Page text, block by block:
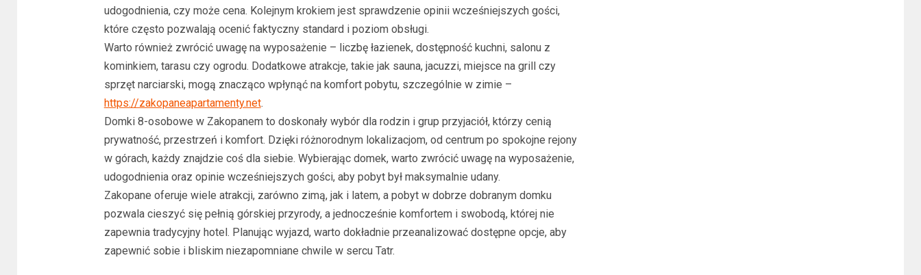
udogodnienia, czy może cena. Kolejnym krokiem jest sprawdzenie opinii wcześniejszych gości,
które często pozwalają ocenić faktyczny standard i poziom obsługi.
Warto również zwrócić uwagę na wyposażenie – liczbę łazienek, dostępność kuchni, salonu z
kominkiem, tarasu czy ogrodu. Dodatkowe atrakcje, takie jak sauna, jacuzzi, miejsce na grill czy
sprzęt narciarski, mogą znacząco wpłynąć na komfort pobytu, szczególnie w zimie –
https://zakopaneapartamenty.net.
Domki 8-osobowe w Zakopanem to doskonały wybór dla rodzin i grup przyjaciół, którzy cenią
prywatność, przestrzeń i komfort. Dzięki różnorodnym lokalizacjom, od centrum po spokojne rejony
w górach, każdy znajdzie coś dla siebie. Wybierając domek, warto zwrócić uwagę na wyposażenie,
udogodnienia oraz opinie wcześniejszych gości, aby pobyt był maksymalnie udany.
Zakopane oferuje wiele atrakcji, zarówno zimą, jak i latem, a pobyt w dobrze dobranym domku
pozwala cieszyć się pełnią górskiej przyrody, a jednocześnie komfortem i swobodą, której nie
zapewnia tradycyjny hotel. Planując wyjazd, warto dokładnie przeanalizować dostępne opcje, aby
zapewnić sobie i bliskim niezapomniane chwile w sercu Tatr.